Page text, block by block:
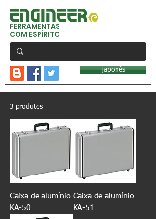
FERRAMENTAS
COM ESPÍRITO
japonês
3 produtos
Caixa de alumínio
KA-50
Caixa de alumínio
KA-51